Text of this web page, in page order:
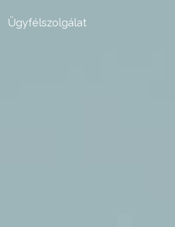
Ügyfélszolgálat